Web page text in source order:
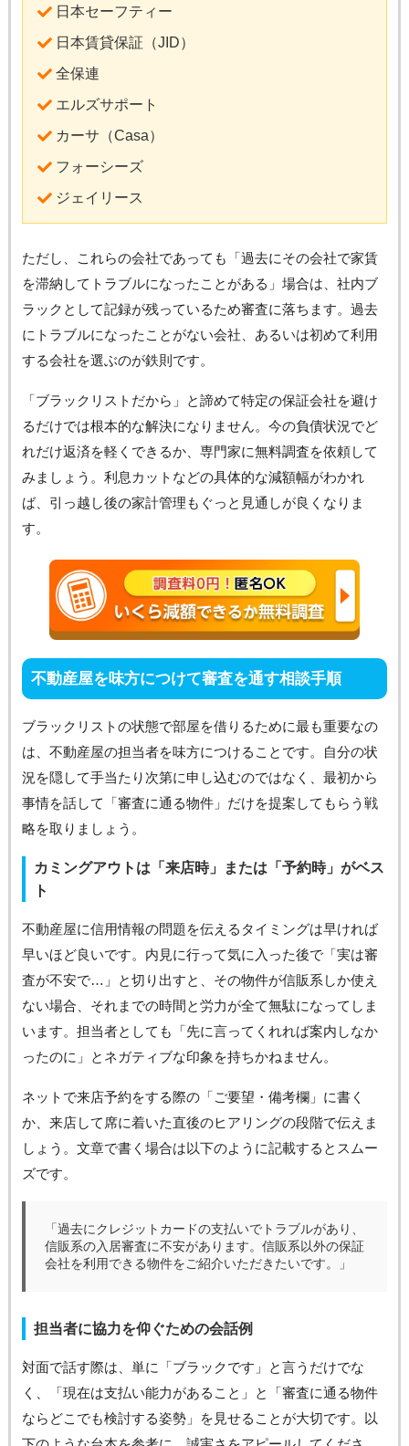
日本セーフティー
日本賃貸保証（JID）
全保連
エルズサポート
カーサ（Casa）
フォーシーズ
ジェイリース
ただし、これらの会社であっても「過去にその会社で家賃
を滞納してトラブルになったことがある」場合は、社内ブ
ラックとして記録が残っているため審査に落ちます。過去
にトラブルになったことがない会社、あるいは初めて利用
する会社を選ぶのが鉄則です。
「ブラックリストだから」と諦めて特定の保証会社を避け
るだけでは根本的な解決になりません。今の負債状況でど
れだけ返済を軽くできるか、専門家に無料調査を依頼して
みましょう。利息カットなどの具体的な減額幅がわかれ
ば、引っ越し後の家計管理もぐっと見通しが良くなりま
す。
不動産屋を味方につけて審査を通す相談手順
ブラックリストの状態で部屋を借りるために最も重要なの
は、不動産屋の担当者を味方につけることです。自分の状
況を隠して手当たり次第に申し込むのではなく、最初から
事情を話して「審査に通る物件」だけを提案してもらう戦
略を取りましょう。
カミングアウトは「来店時」または「予約時」がベス
ト
不動産屋に信用情報の問題を伝えるタイミングは早ければ
早いほど良いです。内見に行って気に入った後で「実は審
査が不安で…」と切り出すと、その物件が信販系しか使え
ない場合、それまでの時間と労力が全て無駄になってしま
います。担当者としても「先に言ってくれれば案内しなか
ったのに」とネガティブな印象を持ちかねません。
ネットで来店予約をする際の「ご要望・備考欄」に書く
か、来店して席に着いた直後のヒアリングの段階で伝えま
しょう。文章で書く場合は以下のように記載するとスムー
ズです。
「過去にクレジットカードの支払いでトラブルがあり、
信販系の入居審査に不安があります。信販系以外の保証
会社を利用できる物件をご紹介いただきたいです。」
担当者に協力を仰ぐための会話例
対面で話す際は、単に「ブラックです」と言うだけでな
く、「現在は支払い能力があること」と「審査に通る物件
ならどこでも検討する姿勢」を見せることが大切です。以